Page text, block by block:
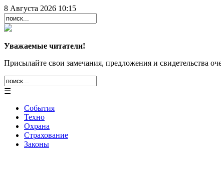
8 Августа 2026 10:15
Уважаемые читатели!
Присылайте свои замечания, предложения и свидетельства
☰
События
Техно
Охрана
Страхование
Законы